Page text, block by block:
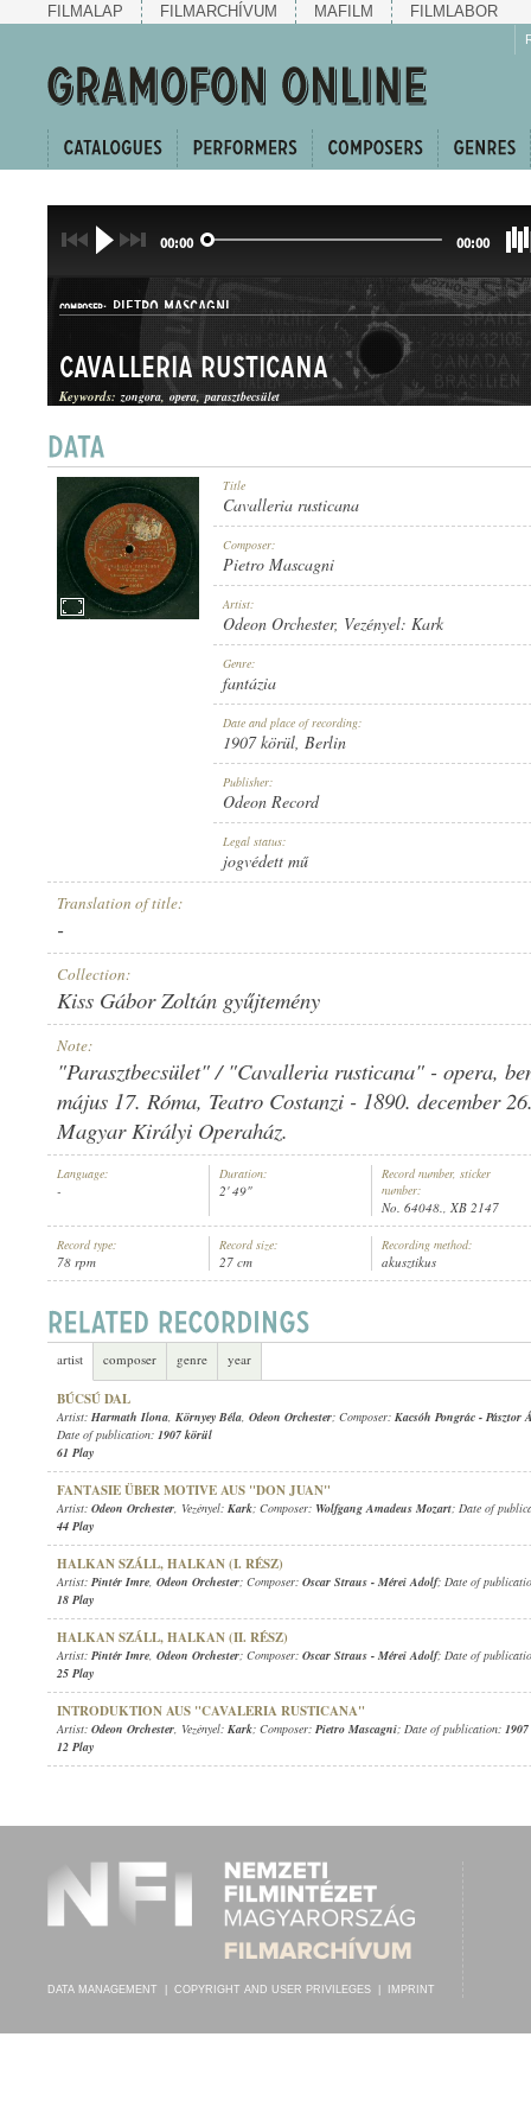
FILMALAP FILMARCHÍVUM MAFILM FILMLABOR
00:00 00:00
ARTIST: ODEON ORCHESTER, VEZÉNYEL:
COMPOSER: PIETRO MASCAGNI
FANTÁZIA
Cavalleria rusticana
Keywords: zongora opera parasztbecsület
Title
Cavalleria rusticana
Composer:
Pietro Mascagni
Artist:
Odeon Orchester, Vezényel: Kark
Genre:
fantázia
Date and place of recording:
1907 körül, Berlin
Publisher:
Odeon Record
Legal status:
jogvédett mű
Translation of title:
-
Collection:
Kiss Gábor Zoltán gyűjtemény
Note:
"Parasztbecsület" / "Cavalleria rusticana" - opera,
május 17. Róma, Teatro Costanzi - 1890. december
Magyar Királyi Operaház.
Language:
-
Duration:
2' 49"
Record number, sticker
number:
No. 64048., XB 2147
Record type:
78 rpm
Record size:
27 cm
Recording method:
akusztikus
artist composer genre year
BÚCSÚ DAL
Artist: Harmath Ilona, Környey Béla, Odeon Orchester; Composer: Kacsóh Pongrác - Pásztor
Date of publication: 1907 körül
61 Play
FANTASIE ÜBER MOTIVE AUS "DON JUAN"
Artist: Odeon Orchester, Vezényel: Kark; Composer: Wolfgang Amadeus Mozart; Date of
44 Play
HALKAN SZÁLL, HALKAN (I. RÉSZ)
Artist: Pintér Imre, Odeon Orchester; Composer: Oscar Straus - Mérei Adolf; Date of
18 Play
HALKAN SZÁLL, HALKAN (II. RÉSZ)
Artist: Pintér Imre, Odeon Orchester; Composer: Oscar Straus - Mérei Adolf; Date of
25 Play
INTRODUKTION AUS "CAVALERIA RUSTICANA"
Artist: Odeon Orchester, Vezényel: Kark; Composer: Pietro Mascagni; Date of publication:
12 Play
DATA MANAGEMENT COPYRIGHT AND USER PRIVILEGES IMPRINT